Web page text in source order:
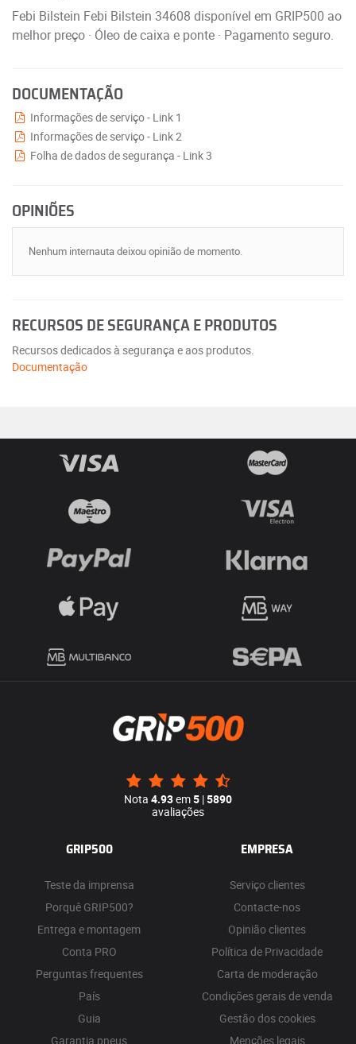
Febi Bilstein Febi Bilstein 34608 disponível em GRIP500 ao
melhor preço · Óleo de caixa e ponte · Pagamento seguro.
DOCUMENTAÇÃO
Informações de serviço - Link 1
Informações de serviço - Link 2
Folha de dados de segurança - Link 3
OPINIÕES
Nenhum internauta deixou opinião de momento.
RECURSOS DE SEGURANÇA E PRODUTOS
Recursos dedicados à segurança e aos produtos.
Documentação
Nota 4.93em5 |5890
avaliações
GRIP500
Teste da imprensa
Porquê GRIP500?
Entrega e montagem
Conta PRO
Perguntas frequentes
País
Guia
Garantia pneus
EMPRESA
Serviço clientes
Contacte-nos
Opinião clientes
Política de Privacidade
Carta de moderação
Condições gerais de venda
Gestão dos cookies
Menções legais